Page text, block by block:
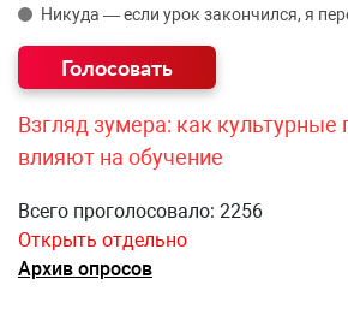
Никуда — если урок закончился, я
Взгляд зумера: как культурные
влияют на обучение
Всего проголосовало: 2256
Открыть отдельно
Архив опросов